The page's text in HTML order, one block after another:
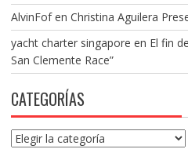
AlvinFofen Christina Aguilera
yacht charter singapore en El fin
San Clemente Race”
CATEGORÍAS
Categorías